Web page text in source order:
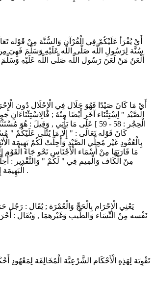
سُنَّة لِرَسُولِ اللَّه صَلَّى اللَّه عَلَيْهِ وَسَلَّمَ فَهِيَ
أَلْعَنُ مَنْ لَعَنَ رَسُول اللَّه صَلَّى اللَّه عَلَيْهِ
أَيْ مَا كَانَ صَيْدًا فَهُوَ حَلَال فِي الْإِحْلَال دُون
الصَّيْد " اِسْتِثْنَاء آخَر أَيْضًا مِنْهُ ;
الْحِجْر : 58 - 59 ] عَلَى مَا يَأْتِي ,
كَانَ قَوْله تَعَالَى : " إِلَّا مَا يُتْلَى عَلَيْكُمْ "
بِالْعُقُودِ غَيْر مُحِلِّي الصَّيْد وَأُحِلَّتْ لَكُمْ بَهِيمَة
مَا قَارَبَهَا مِنْ أَسْمَاء الْأَجْنَاس نَحْو جَاءَ
مِنْ الْكَاف وَالْمِيم فِي " لَكُمْ " وَالتَّقْدِير :
الْبَهِيمَة إِلَّا مَا كَانَ صَيْدًا فِي وَقْت الْإِحْرَام ; كَمَا تَقُول : أَحْلَلْت لَك كَذَا غَيْر مُبِيح لَك يَوْم الْجُمُعَة . فَإِذَا قُلْت يَرْجِع إِلَى النَّاس فَالْمَعْنَى : غَيْر مُحِلِّينَ الصَّيْد , فَحُذِفَتْ النُّون تَخْفِيفًا .
يَعْنِي الْإِحْرَام بِالْحَجِّ وَالْعُمْرَة ; يُقَال :
نَفْسه مِنْ النِّسَاء وَالطِّيب وَغَيْرهمَا , وَيُقَال :